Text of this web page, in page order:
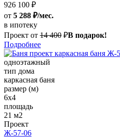
926 100 ₽
от 5 288 ₽/мес.
в ипотеку
Проект от 14 400 ₽В подарок!
Подробнее
одноэтажный
тип дома
каркасная баня
размер (м)
6x4
площадь
21 м2
Проект
Ж-57-06